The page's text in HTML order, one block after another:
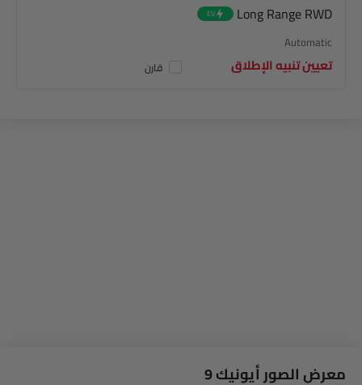
Long Range RWD
EV
Automatic
تعيين تنبيه الإطلاق قارن
معرض الصور أيونيك 9